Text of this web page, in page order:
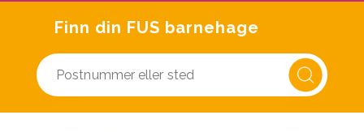
Finn din FUS barnehage